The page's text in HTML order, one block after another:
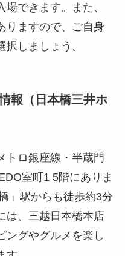
できます。また、
りますので、ご自身
しましょう。
報（日本橋三井ホ
トロ銀座線・半蔵門
室町1 5階にありま
」駅からも徒歩約3分
は、三越日本橋本店
ングやグルメを楽し